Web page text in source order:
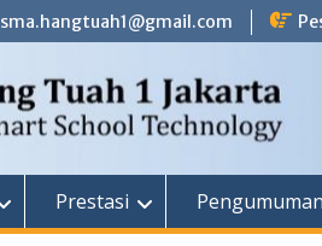
sma.hangtuah1@gmail.com
Prestasi Pengumuman